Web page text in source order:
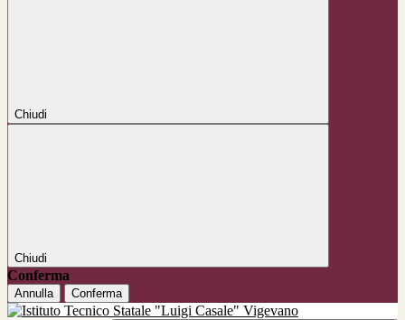
Chiudi
Chiudi
Conferma
Annulla Conferma